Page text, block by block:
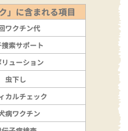
」に含まれる項目
ワクチン代
索サポート
リューション
虫下し
カルチェック
病ワクチン